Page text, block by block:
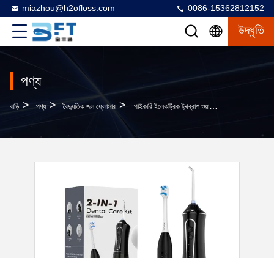
miazhou@h2ofloss.com 0086-15362812152
উদ্ধৃতি
পণ্য
বাড়ি > পণ্য > বৈদ্যুতিক জল ফ্লোসার > পাইকারি ইলেকট্রিক টুথব্রাশ ওয়াটার ফ্লোসার 2 ইন 1 ডেস্কটপ ওয়াটার ফ্লোসার ওয়াটার ফ্লোসার সহ ইলেকট্রিক টুথব্রাশ